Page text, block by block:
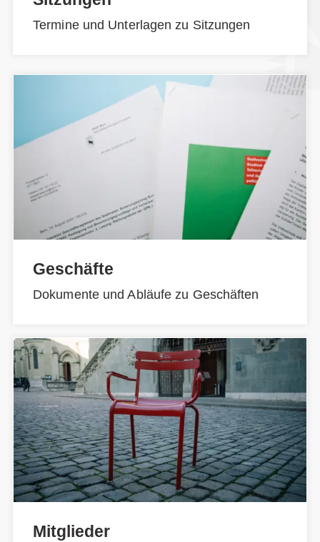
Termine und Unterlagen zu Sitzungen
Geschäfte
Dokumente und Abläufe zu Geschäften
Mitglieder